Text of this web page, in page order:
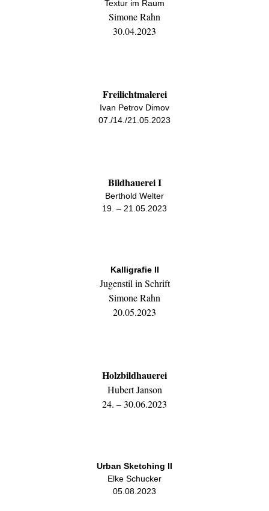
Textur im Raum
Simone Rahn
30.04.2023
Freilichtmalerei
Ivan Petrov Dimov
07./14./21.05.2023
Bildhauerei I
Berthold Welter
19. – 21.05.2023
Kalligrafie II
Jugenstil in Schrift
Simone Rahn
20.05.2023
Holzbildhauerei
Hubert Janson
24. – 30.06.2023
Urban Sketching II
Elke Schucker
05.08.2023